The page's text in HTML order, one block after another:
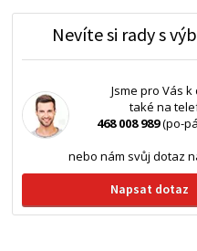
Nevíte si rady s
Jsme pro Vás
také na
468 008 989(po-
nebo nám svůj dotaz
Napsat dotaz